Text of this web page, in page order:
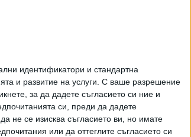
идентификатори и стандартна
и развитие на услуги. С ваше разрешение
за да дадете съгласието си ние и
си, преди да дадете
не се изисква съгласието ви, но имате
или да оттеглите съгласието си